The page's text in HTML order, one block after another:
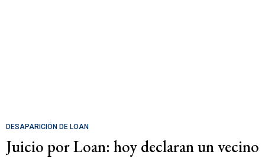
DESAPARICIÓN DE LOAN
Juicio por Loan: hoy declaran un vecino